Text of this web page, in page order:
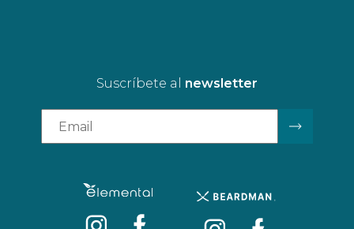
Suscríbete al newsletter